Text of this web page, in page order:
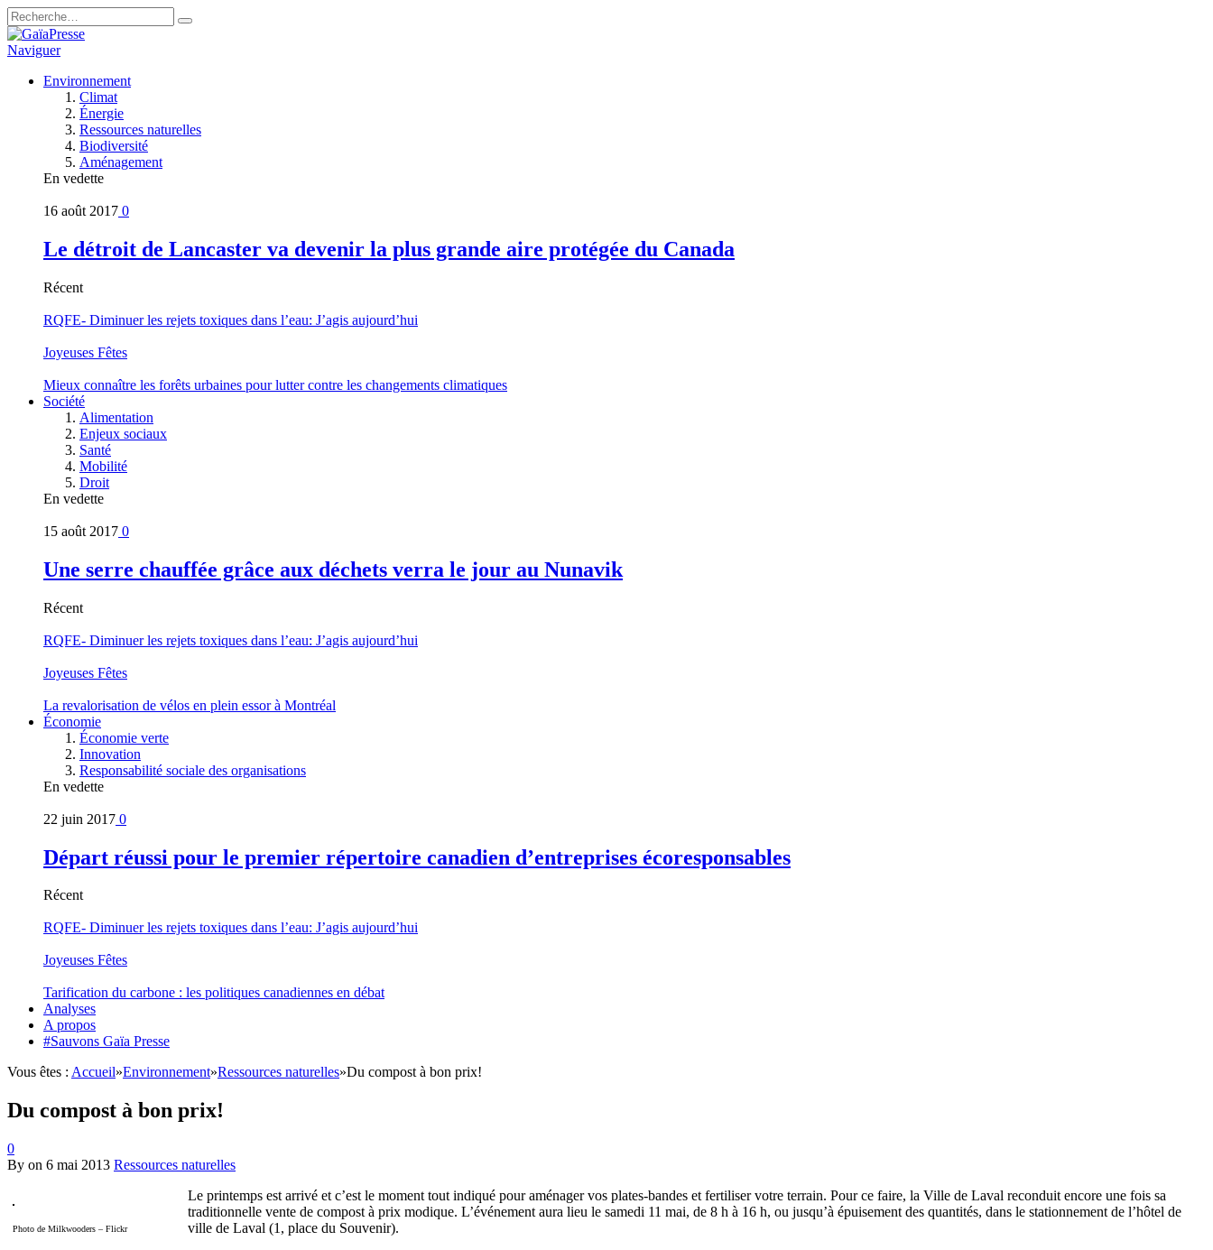
Naviguer
Environnement
Climat
Énergie
Ressources naturelles
Biodiversité
Aménagement
En vedette
16 août 2017 0
Le détroit de Lancaster va devenir la plus grande aire protégée du Canada
Récent
RQFE- Diminuer les rejets toxiques dans l’eau: J’agis aujourd’hui
Joyeuses Fêtes
Mieux connaître les forêts urbaines pour lutter contre les changements climatiques
Société
Alimentation
Enjeux sociaux
Santé
Mobilité
Droit
En vedette
15 août 2017 0
Une serre chauffée grâce aux déchets verra le jour au Nunavik
Récent
RQFE- Diminuer les rejets toxiques dans l’eau: J’agis aujourd’hui
Joyeuses Fêtes
La revalorisation de vélos en plein essor à Montréal
Économie
Économie verte
Innovation
Responsabilité sociale des organisations
En vedette
22 juin 2017 0
Départ réussi pour le premier répertoire canadien d’entreprises écoresponsables
Récent
RQFE- Diminuer les rejets toxiques dans l’eau: J’agis aujourd’hui
Joyeuses Fêtes
Tarification du carbone : les politiques canadiennes en débat
Analyses
A propos
#Sauvons Gaïa Presse
Vous êtes : Accueil»Environnement»Ressources naturelles»Du compost à bon prix!
Du compost à bon prix!
0
By on 6 mai 2013 Ressources naturelles
Photo de Milkwooders – Flickr
Le printemps est arrivé et c’est le moment tout indiqué pour aménager vos plates-bandes et fertiliser votre terrain. Pour ce faire, la Ville de Laval reconduit encore une fois sa
traditionnelle vente de compost à prix modique. L’événement aura lieu le samedi 11 mai, de 8 h à 16 h, ou jusqu’à épuisement des quantités, dans le stationnement de l’hôtel de
ville de Laval (1, place du Souvenir).